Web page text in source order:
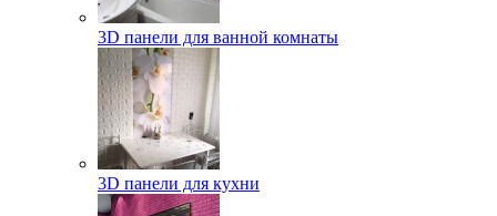
3D панели для ванной комнаты
3D панели для кухни